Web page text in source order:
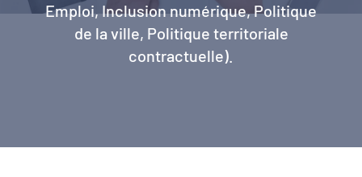
Emploi, Inclusion numérique, Politique
de la ville, Politique territoriale
contractuelle).